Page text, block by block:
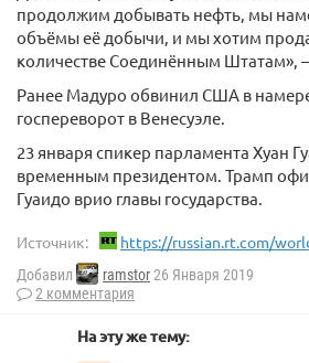
продолжим добывать нефть, мы
объёмы её добычи, и мы хотим
количестве Соединённым Штатам»,
Ранее Мадуро обвинил США в
госпереворот в Венесуэле.
23 января спикер парламента Хуан
временным президентом. Трамп
Гуаидо врио главы государства.
Источник: https://russian.rt.com/
Добавил ramstor26 Января 2019
2 комментария
На эту же тему: